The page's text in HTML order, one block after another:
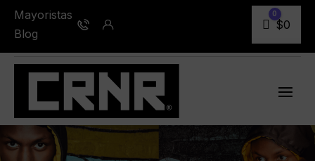
Mayoristas
Blog
Carro
0
$0